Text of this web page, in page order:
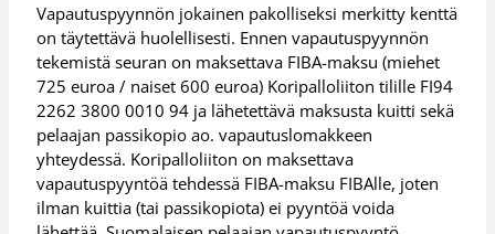
Vapautuspyynnön jokainen pakolliseksi merkitty kenttä
on täytettävä huolellisesti. Ennen vapautuspyynnön
tekemistä seuran on maksettava FIBA-maksu (miehet
725 euroa / naiset 600 euroa) Koripalloliiton tilille FI94
2262 3800 0010 94 ja lähetettävä maksusta kuitti sekä
pelaajan passikopio ao. vapautuslomakkeen
yhteydessä. Koripalloliiton on maksettava
vapautuspyyntöä tehdessä FIBA-maksu FIBAlle, joten
ilman kuittia (tai passikopiota) ei pyyntöä voida